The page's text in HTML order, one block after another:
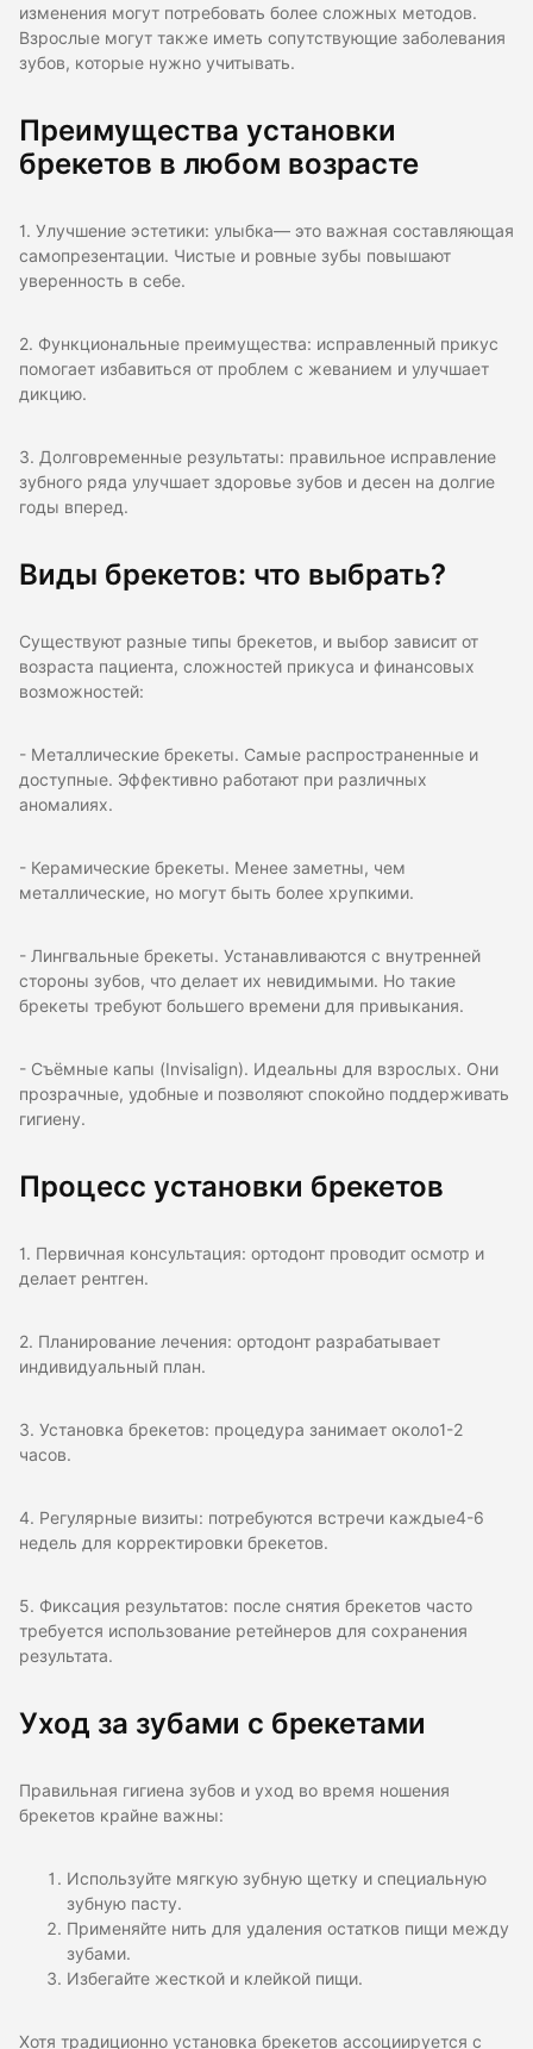
изменения могут потребовать более сложных методов.
Взрослые могут также иметь сопутствующие заболевания
зубов, которые нужно учитывать.
Преимущества установки
брекетов в любом возрасте
1. Улучшение эстетики: улыбка— это важная составляющая
самопрезентации. Чистые и ровные зубы повышают
уверенность в себе.
2. Функциональные преимущества: исправленный прикус
помогает избавиться от проблем с жеванием и улучшает
дикцию.
3. Долговременные результаты: правильное исправление
зубного ряда улучшает здоровье зубов и десен на долгие
годы вперед.
Виды брекетов: что выбрать?
Существуют разные типы брекетов, и выбор зависит от
возраста пациента, сложностей прикуса и финансовых
возможностей:
- Металлические брекеты. Самые распространенные и
доступные. Эффективно работают при различных
аномалиях.
- Керамические брекеты. Менее заметны, чем
металлические, но могут быть более хрупкими.
- Лингвальные брекеты. Устанавливаются с внутренней
стороны зубов, что делает их невидимыми. Но такие
брекеты требуют большего времени для привыкания.
- Съёмные капы (Invisalign). Идеальны для взрослых. Они
прозрачные, удобные и позволяют спокойно поддерживать
гигиену.
Процесс установки брекетов
1. Первичная консультация: ортодонт проводит осмотр и
делает рентген.
2. Планирование лечения: ортодонт разрабатывает
индивидуальный план.
3. Установка брекетов: процедура занимает около1-2
часов.
4. Регулярные визиты: потребуются встречи каждые4-6
недель для корректировки брекетов.
5. Фиксация результатов: после снятия брекетов часто
требуется использование ретейнеров для сохранения
результата.
Уход за зубами с брекетами
Правильная гигиена зубов и уход во время ношения
брекетов крайне важны:
Используйте мягкую зубную щетку и специальную
зубную пасту.
Применяйте нить для удаления остатков пищи между
зубами.
Избегайте жесткой и клейкой пищи.
Хотя традиционно установка брекетов ассоциируется с